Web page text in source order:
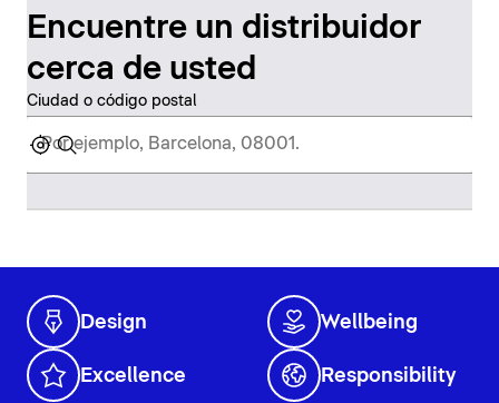
Encuentre un distribuidor
cerca de usted
Ciudad o código postal
Design Wellbeing
Excellence Responsibility